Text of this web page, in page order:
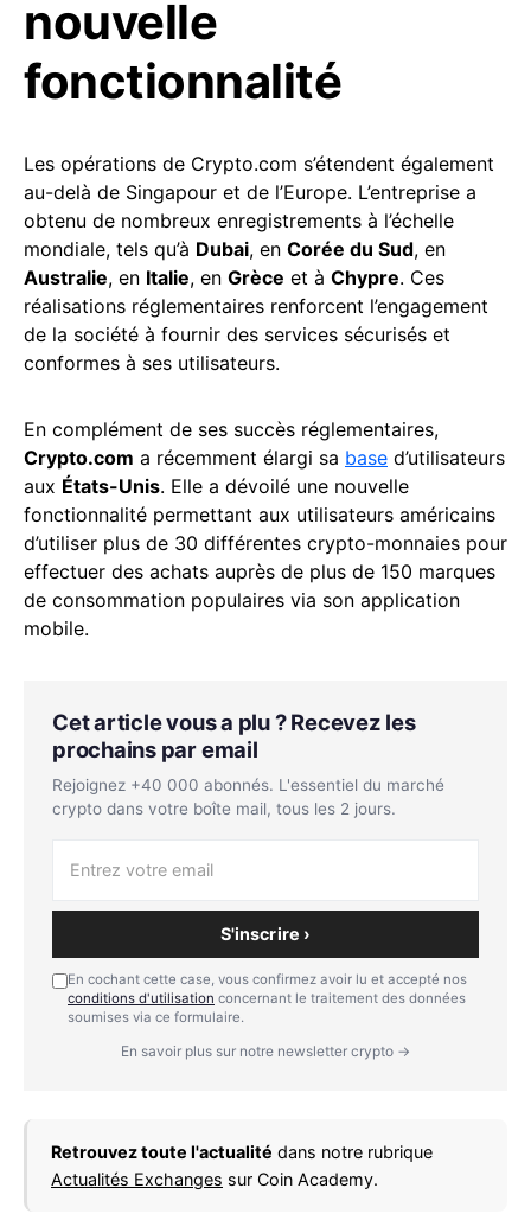
nouvelle
fonctionnalité
Les opérations de Crypto.com s’étendent également
au-delà de Singapour et de l’Europe. L’entreprise a
obtenu de nombreux enregistrements à l’échelle
mondiale, tels qu’à Dubai, en Corée du Sud, en
Australie, en Italie, en Grèce et à Chypre. Ces
réalisations réglementaires renforcent l’engagement
de la société à fournir des services sécurisés et
conformes à ses utilisateurs.
En complément de ses succès réglementaires,
Crypto.com a récemment élargi sa base d’utilisateurs
aux États-Unis. Elle a dévoilé une nouvelle
fonctionnalité permettant aux utilisateurs américains
d’utiliser plus de 30 différentes crypto-monnaies pour
effectuer des achats auprès de plus de 150 marques
de consommation populaires via son application
mobile.
Cet article vous a plu ? Recevez les
prochains par email
Rejoignez +40 000 abonnés. L'essentiel du marché
crypto dans votre boîte mail, tous les 2 jours.
S'inscrire ›
En cochant cette case, vous confirmez avoir lu et accepté nos
conditions d'utilisation concernant le traitement des données
soumises via ce formulaire.
En savoir plus sur notre newsletter crypto →
Retrouvez toute l'actualité dans notre rubrique
Actualités Exchanges sur Coin Academy.